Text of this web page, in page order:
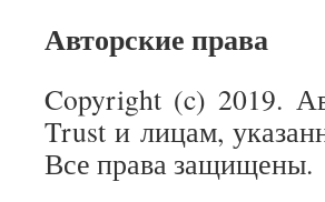
Авторские права
Copyright (c) 2019.
Trust и лицам,
Все права защищены.